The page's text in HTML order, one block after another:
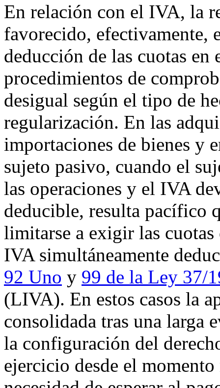
En relación con el IVA, la
favorecido, efectivamente,
deducción de las cuotas
procedimientos de
desigual según el tipo de
regularización. En las
importaciones de bienes y
sujeto pasivo, cuando el
las operaciones y el IVA
deducible, resulta pacífico
limitarse a exigir las cuotas
IVA simultáneamente
92 Uno y 99 de la Ley 37/
(LIVA). En estos casos la
consolidada tras una larga
la configuración del
ejercicio desde el